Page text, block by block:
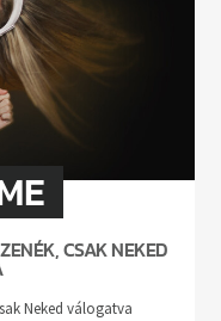
CSAK NEKED
Neked válogatva